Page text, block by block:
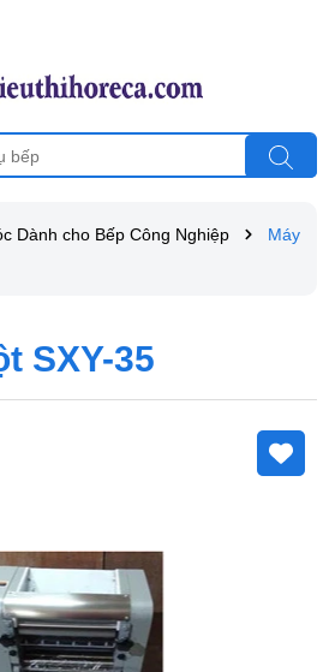
Dành cho Bếp Công Nghiệp
Máy
SXY-35